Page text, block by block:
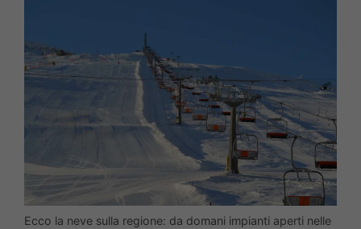
Ecco la neve sulla regione: da domani impianti aperti nelle